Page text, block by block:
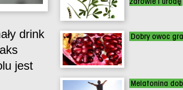
drink
jest
Dobry owoc
Melatonina